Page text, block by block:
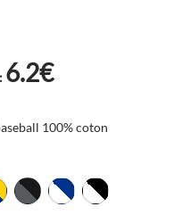
6.2€
100% coton